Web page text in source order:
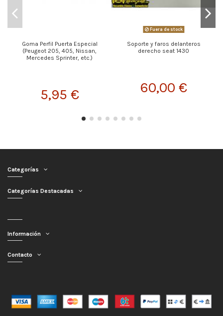
Goma Perfil Puerta Especial
(Peugeot 205, 405, Nissan,
Mercedes Sprinter, etc.)
5,95 €
Fuera de stock
Soporte y faros delanteros
derecho seat 1430
60,00 €
Categorías
Categorías Destacadas
Información
Contacto